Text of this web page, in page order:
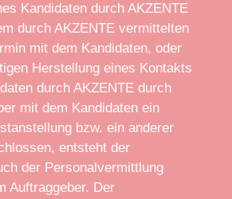
Kandidaten durch AKZENTE
durch AKZENTE vermittelten
mit dem Kandidaten, oder
Herstellung eines Kontakts
durch AKZENTE durch
mit dem Kandidaten ein
bzw. ein anderer
entsteht der
der Personalvermittlung
Auftraggeber. Der